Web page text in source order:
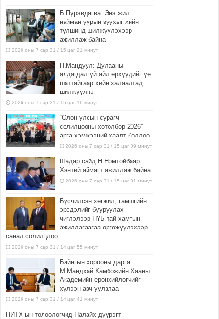
Б.Пүрэвдагва: Энэ жил
найман уурын зуухыг хийн
түлшинд шилжүүлэхээр
ажиллаж байна
2026 оны 7 сар 31 / 15 цаг 21 минут
Н.Мандуул: Дулааны
алдагдалгүй айл өрхүүдийг үе
шаттайгаар хийн халаалтад
шилжүүлнэ
2026 оны 7 сар 31 / 15 цаг 16 минут
“Олон улсын сурагч
солилцооны хөтөлбөр 2026”
арга хэмжээний хаалт боллоо
2026 оны 7 сар 31 / 15 цаг 09 минут
Шадар сайд Н.Номтойбаяр
Хэнтий аймагт ажиллаж байна
2026 оны 7 сар 31 / 15 цаг 01 минут
Бүсчилсэн хөгжил, гамшгийн
эрсдэлийг бууруулах
чиглэлээр НҮБ-тай хамтын
ажиллагаагаа өргөжүүлэхээр
санал солилцлоо
2026 оны 7 сар 31 / 14 цаг 55 минут
Байнгын хорооны дарга
М.Мандхай Камбожийн Хааны
Академийн ерөнхийлөгчийг
хүлээн авч уулзлаа
2026 оны 7 сар 31 / 14 цаг 41 минут
НИТХ-ын төлөөлөгчид Налайх дүүрэгт